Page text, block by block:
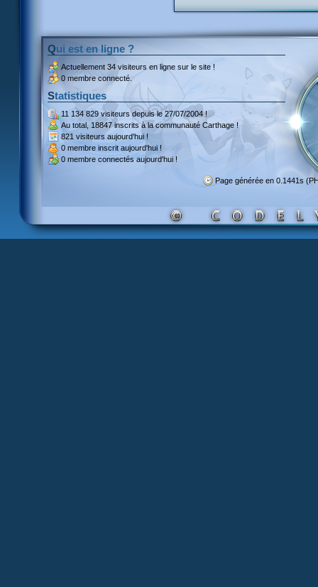
Qui est en ligne ?
Actuellement 34 visiteurs en ligne sur le site !
0 membre connecté.
Statistiques
11 134 829 visiteursdepuis le 27/07/2004 !
Au total, 18847 inscritsà la communauté Carthage !
821 visiteurs aujourd'hui !
0 membre inscrit aujourd'hui !
0 membre connectés aujourd'hui !
Page générée en 0.1441s